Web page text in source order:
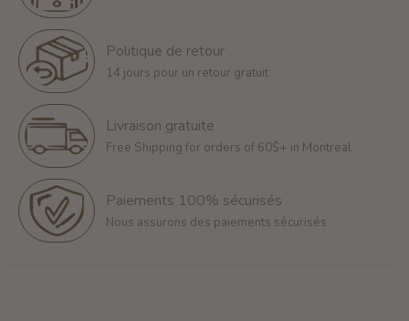
Politique de retour
14 jours pour un retour gratuit
Livraison gratuite
Free Shipping for orders of 60$+ in Montreal
Paiements 100% sécurisés
Nous assurons des paiements sécurisés